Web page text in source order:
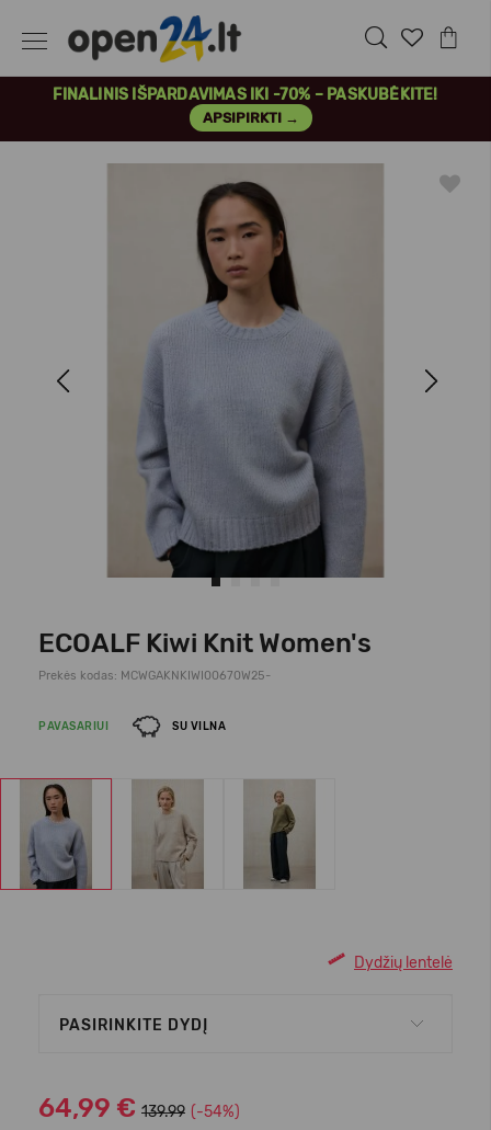
FINALINIS IŠPARDAVIMAS IKI -70% – PASKUBĖKITE!
APSIPIRKTI →
Next
ECOALF Kiwi Knit Women's
Prekės kodas: MCWGAKNKIWI00670W25-
PAVASARIUI SU VILNA
Dydžių lentelė
PASIRINKITE DYDĮ
64,99 € 139.99 (-54%)